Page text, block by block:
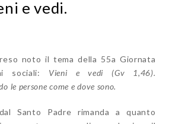
e vedi.
noto il tema della 55a Giornata
sociali: Vieni e vedi (Gv 1,46).
le persone come e dove sono.
Santo Padre rimanda a quanto